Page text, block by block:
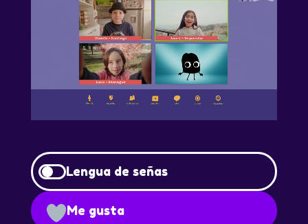
Lengua de señas
Me gusta